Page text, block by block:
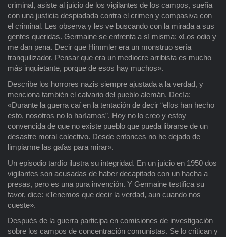
criminal, asiste al juicio de los vigilantes de los campos, sueña
con una justicia despiadada contra el crimen y compasiva con
el criminal. Les observa y les ve buscando con la mirada a sus
gentes queridas. Germaine se enfrenta a sí misma: «Los odio y
me dan pena. Decir que Himmler era un monstruo sería
tranquilizador. Pensar que era un mediocre arribista es mucho
más inquietante, porque de esos hay muchos».
Describe los horrores nazis siempre ajustada a la verdad, y
menciona también el calvario del pueblo alemán. Decía:
«Durante la guerra caí en la tentación de decir “ellos han hecho
esto, nosotros no lo haríamos”. Hoy no lo creo y estoy
convencida de que no existe pueblo que pueda librarse de un
desastre moral colectivo. Desde entonces no he dejado de
limpiarme las gafas para mirar».
Un episodio tardío ilustra su integridad. En un juicio en 1950 dos
vigilantes son acusadas de haber decapitado con un hacha a
presas, pero es una pura invención. Y Germaine testifica su
favor, dice: «Tenemos que decir la verdad, aun cuando nos
cueste».
Después de la guerra participa en comisiones de investigación
sobre los campos de concentración comunistas. Se lo critican y